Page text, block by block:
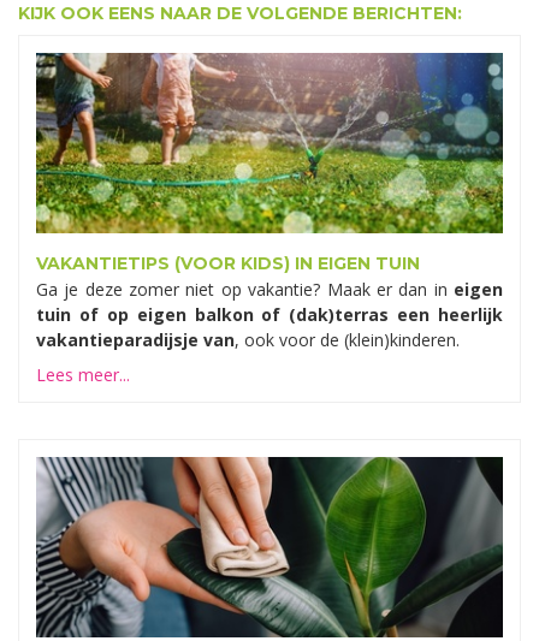
KIJK OOK EENS NAAR DE VOLGENDE BERICHTEN:
VAKANTIETIPS (VOOR KIDS) IN EIGEN TUIN
Ga je deze zomer niet op vakantie? Maak er dan in eigen
tuin of op eigen balkon of (dak)terras een heerlijk
vakantieparadijsje van, ook voor de (klein)kinderen.
Lees meer...